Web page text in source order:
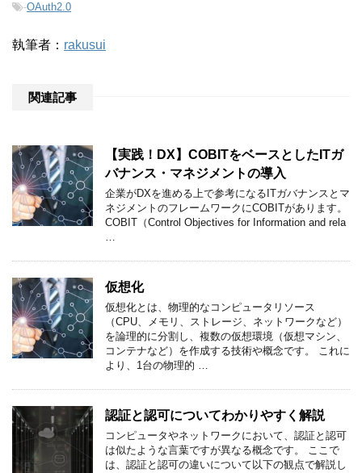
-OAuth2.0
執筆者： rakusui
関連記事
【実践！DX】COBITをベースとしたITガ
バナンス・マネジメントの導入
企業がDXを進める上で参考になるITガバナンスとマ
ネジメントのフレームワークにCOBITがあります。
COBIT（Control Objectives for Information and rela
…
仮想化
仮想化とは、物理的なコンピュータリソース
（CPU、メモリ、ストレージ、ネットワークなど）
を論理的に分割し、複数の仮想環境（仮想マシン、
コンテナなど）を作成する技術や概念です。 これに
より、1台の物理的 …
認証と認可についてわかりやすく解説
コンピュータやネットワークにおいて、認証と認可
は似たような言葉ですが異なる概念です。 ここで
は、認証と認可の違いについて以下の観点で解説し